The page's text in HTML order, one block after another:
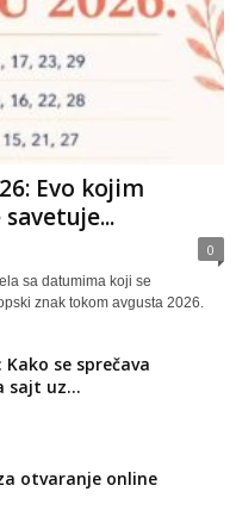
Evo kojim
0
sa datumima koji se
znak tokom avgusta 2026.
se sprečava
sajt uz...
otvaranje online